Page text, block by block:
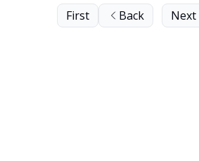
First Back Next